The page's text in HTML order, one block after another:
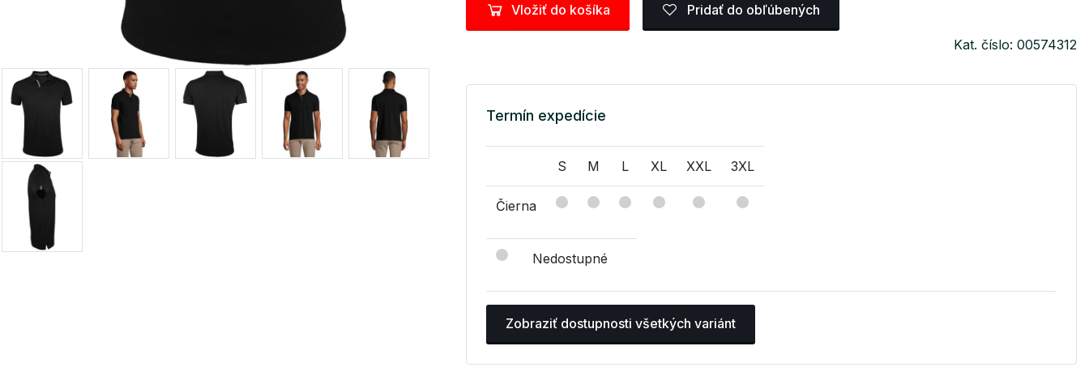
Vložiť do košíka Pridať do obľúbených
Kat. číslo: 00574312
Termín expedície
S M L XL XXL 3XL
Čierna
Nedostupné
Zobraziť dostupnosti všetkých variánt